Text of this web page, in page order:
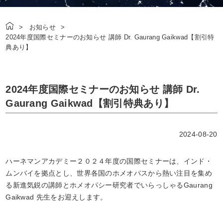
お知らせ
2024年度国際セミナーのお知らせ 講師 Dr. Gaurang Gaikwad【割引特
典あり】
2024年度国際セミナーのお知らせ 講師 Dr.
Gaurang Gaikwad【割引特典あり】
2024-08-20
ハーネマンアカデミー２０２４年度の国際セミナーは、インド・
ムンバイを拠点とし、世界各国のホメオパスから熱い注目を集め
る新進気鋭の講師とホメオパシー研究者でいらっしゃるGaurang
Gaikwad 先生をお迎えします。